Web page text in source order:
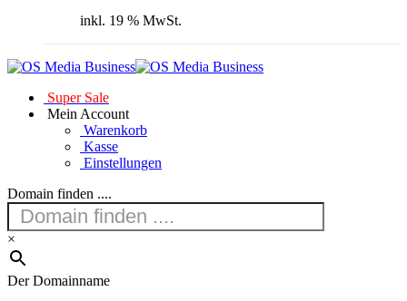
inkl. 19 % MwSt.
Super Sale
Mein Account
Warenkorb
Kasse
Einstellungen
Domain finden ....
×
Der Domainname